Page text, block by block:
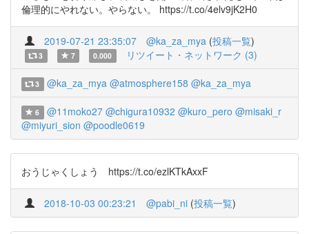
倫理的にやれない。やらない。 https://t.co/4elv9jK2H0
2019-07-21 23:35:07 @ka_za_mya (投稿一覧)
3 7 0.000 リツイート・ネットワーク (3)
3 @ka_za_mya @atmosphere158 @ka_za_mya
6 @11moko27 @chigura10932 @kuro_pero @misaki_r
@miyuri_sion @poodle0619
おうじゃくしょう https://t.co/ezlKTkAxxF
2018-10-03 00:23:21 @pabi_ni (投稿一覧)